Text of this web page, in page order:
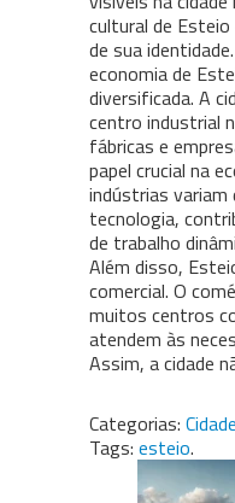
cultural de
de sua
economia de
diversificada. A
centro industrial
fábricas e
papel crucial na
indústrias
tecnologia,
de trabalho
Além disso,
comercial. O
muitos centros
atendem às
Assim, a cidade
Categorias:
Tags: esteio.